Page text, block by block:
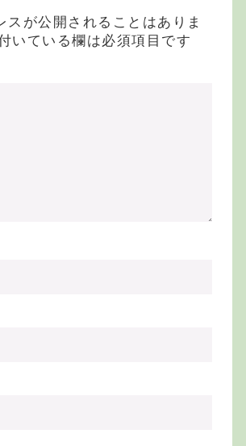
スが公開されることはありま
いている欄は必須項目です